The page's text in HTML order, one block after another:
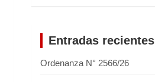
Entradas recientes
Ordenanza N° 2566/26